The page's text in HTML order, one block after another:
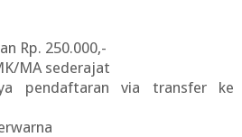
Rp. 250.000,-
MA sederajat
pendaftaran via transfer ke